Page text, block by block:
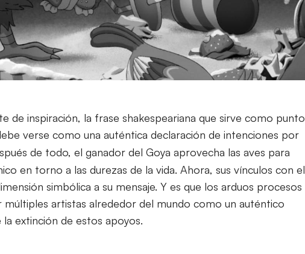
de inspiración, la frase shakespeariana que sirve como punto
verse como una auténtica declaración de intenciones por
de todo, el ganador del Goya aprovecha las aves para
en torno a las durezas de la vida. Ahora, sus vínculos con el
simbólica a su mensaje. Y es que los arduos procesos
artistas alrededor del mundo como un auténtico
extinción de estos apoyos.